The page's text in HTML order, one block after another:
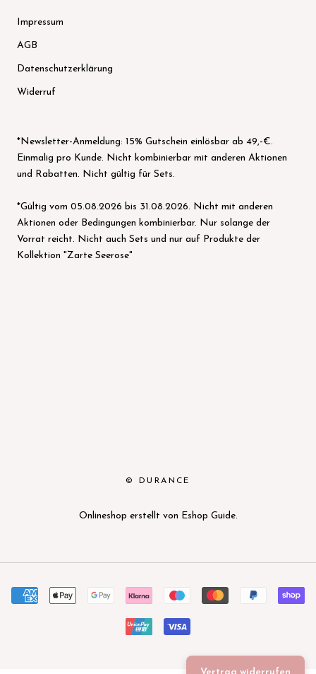
Impressum
AGB
Datenschutzerklärung
Widerruf
*Newsletter-Anmeldung: 15% Gutschein einlösbar ab 49,-€.
Einmalig pro Kunde. Nicht kombinierbar mit anderen Aktionen
und Rabatten. Nicht gültig für Sets.
*Gültig vom 05.08.2026 bis 31.08.2026. Nicht mit anderen
Aktionen oder Bedingungen kombinierbar. Nur solange der
Vorrat reicht. Nicht auch Sets und nur auf Produkte der
Kollektion "Zarte Seerose"
© DURANCE
Onlineshop erstellt von Eshop Guide.